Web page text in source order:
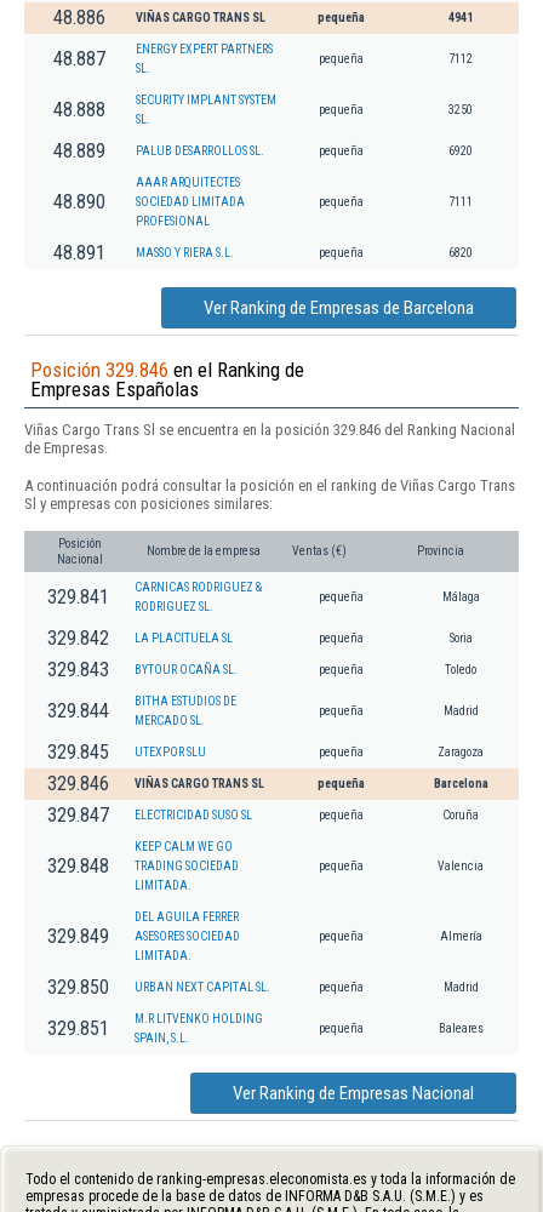
48.886 VIÑAS CARGO TRANS SL pequeña 4941
48.887
ENERGY EXPERT PARTNERS
SL.
pequeña 7112
48.888
SECURITY IMPLANT SYSTEM
SL.
pequeña 3250
48.889 PALUB DESARROLLOS SL. pequeña 6920
48.890
AAAR ARQUITECTES
SOCIEDAD LIMITADA
PROFESIONAL
pequeña 7111
48.891 MASSO Y RIERA S.L. pequeña 6820
Ver Ranking de Empresas de Barcelona
Posición 329.846 en el Ranking de
Empresas Españolas
Viñas Cargo Trans Sl se encuentra en la posición 329.846 del Ranking Nacional
de Empresas.
A continuación podrá consultar la posición en el ranking de Viñas Cargo Trans
Sl y empresas con posiciones similares:
Posición
Nacional
Nombre de la empresa Ventas (€) Provincia
329.841
CARNICAS RODRIGUEZ &
RODRIGUEZ SL.
pequeña Málaga
329.842 LA PLACITUELA SL pequeña Soria
329.843 BYTOUR OCAÑA SL. pequeña Toledo
329.844
BITHA ESTUDIOS DE
MERCADO SL.
pequeña Madrid
329.845 UTEXPOR SLU pequeña Zaragoza
329.846 VIÑAS CARGO TRANS SL pequeña Barcelona
329.847 ELECTRICIDAD SUSO SL pequeña Coruña
329.848
KEEP CALM WE GO
TRADING SOCIEDAD
LIMITADA.
pequeña Valencia
329.849
DEL AGUILA FERRER
ASESORES SOCIEDAD
LIMITADA.
pequeña Almería
329.850 URBAN NEXT CAPITAL SL. pequeña Madrid
329.851
M.R LITVENKO HOLDING
SPAIN, S.L.
pequeña Baleares
Ver Ranking de Empresas Nacional
Todo el contenido de ranking-empresas.eleconomista.es y toda la información de
empresas procede de la base de datos de INFORMA D&B S.A.U. (S.M.E.) y es